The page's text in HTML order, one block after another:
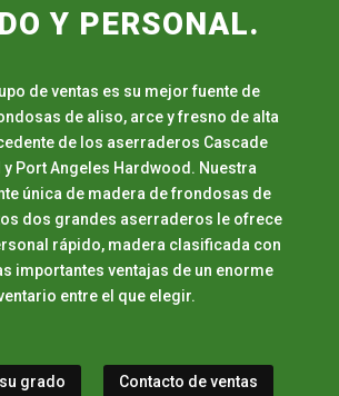
Y PERSONAL.
de ventas es su mejor fuente de
de aliso, arce y fresno de alta
de los aserraderos Cascade
y Port Angeles Hardwood. Nuestra
única de madera de frondosas de
dos grandes aserraderos le ofrece
rápido, madera clasificada con
importantes ventajas de un enorme
entre el que elegir.
grado Contacto de ventas